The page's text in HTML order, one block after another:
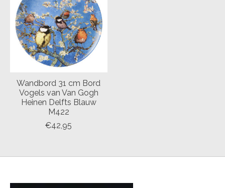
Wandbord 31 cm Bord
Vogels van Van Gogh
Heinen Delfts Blauw
M422
€42,95